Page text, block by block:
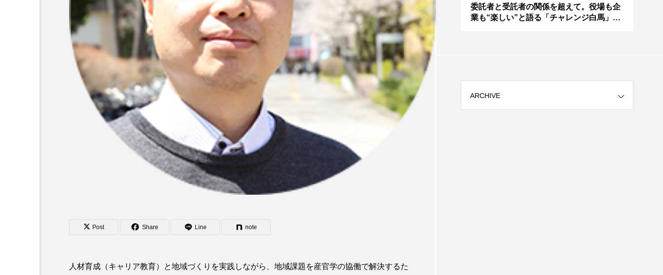
Post Share Line note
人材育成（キャリア教育）と地域づくりを実践しながら、地域課題を産官学の協働で解決するた
データ連携を価値に変えていく。企業間の
共創による事業創出プログラム「DiCE」
のキックオフイベントをレポート
委託者と受託者の関係を超えて。役場も企
業も“楽しい”と語る「チャレンジ白馬」の
事業共創
【BIPROGY FORUM 2022 #3】 データ連
携から生まれる官民共創
ARCHIVE